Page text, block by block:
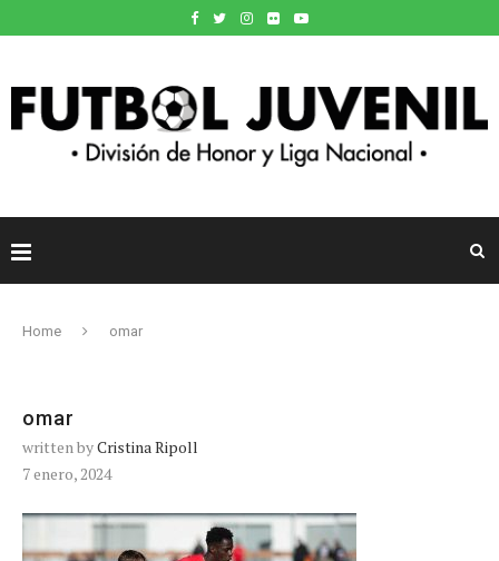
Home omar
omar
written byCristina Ripoll
7 enero, 2024